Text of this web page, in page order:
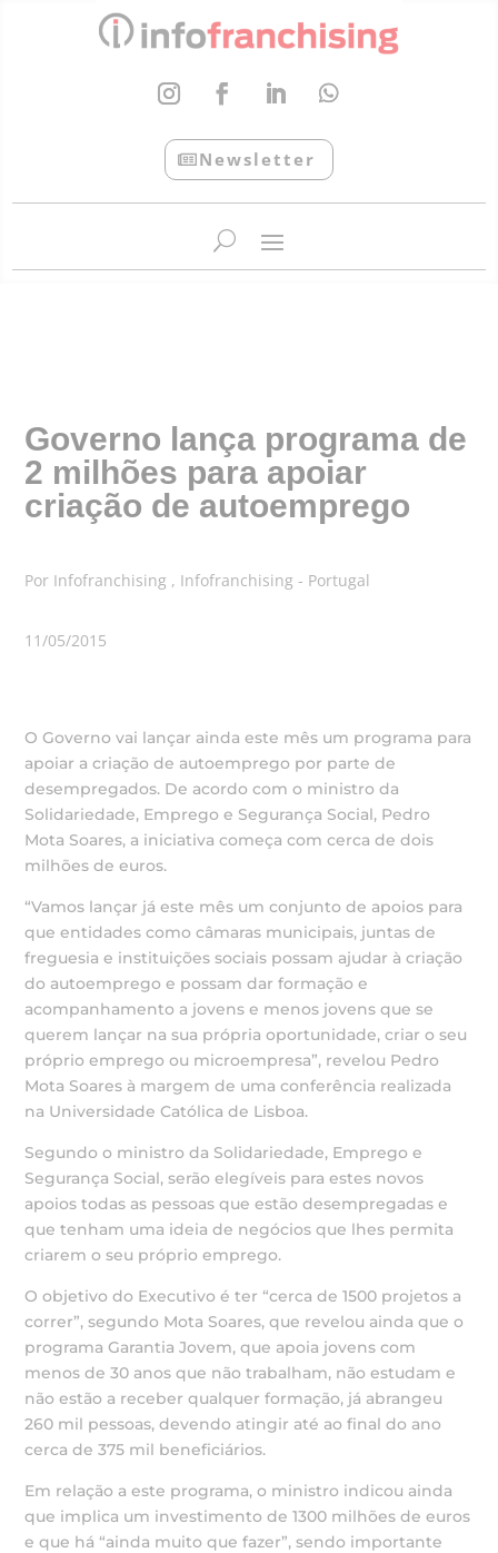
Newsletter
Governo lança programa de
2 milhões para apoiar
criação de autoemprego
Por Infofranchising , Infofranchising - Portugal
11/05/2015
O Governo vai lançar ainda este mês um programa para
apoiar a criação de autoemprego por parte de
desempregados. De acordo com o ministro da
Solidariedade, Emprego e Segurança Social, Pedro
Mota Soares, a iniciativa começa com cerca de dois
milhões de euros.
“Vamos lançar já este mês um conjunto de apoios para
que entidades como câmaras municipais, juntas de
freguesia e instituições sociais possam ajudar à criação
do autoemprego e possam dar formação e
acompanhamento a jovens e menos jovens que se
querem lançar na sua própria oportunidade, criar o seu
próprio emprego ou microempresa”, revelou Pedro
Mota Soares à margem de uma conferência realizada
na Universidade Católica de Lisboa.
Segundo o ministro da Solidariedade, Emprego e
Segurança Social, serão elegíveis para estes novos
apoios todas as pessoas que estão desempregadas e
que tenham uma ideia de negócios que lhes permita
criarem o seu próprio emprego.
O objetivo do Executivo é ter “cerca de 1500 projetos a
correr”, segundo Mota Soares, que revelou ainda que o
programa Garantia Jovem, que apoia jovens com
menos de 30 anos que não trabalham, não estudam e
não estão a receber qualquer formação, já abrangeu
260 mil pessoas, devendo atingir até ao final do ano
cerca de 375 mil beneficiários.
Em relação a este programa, o ministro indicou ainda
que implica um investimento de 1300 milhões de euros
e que há “ainda muito que fazer”, sendo importante